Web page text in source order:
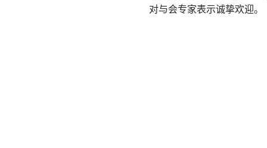
对与会专家表示诚挚欢迎。